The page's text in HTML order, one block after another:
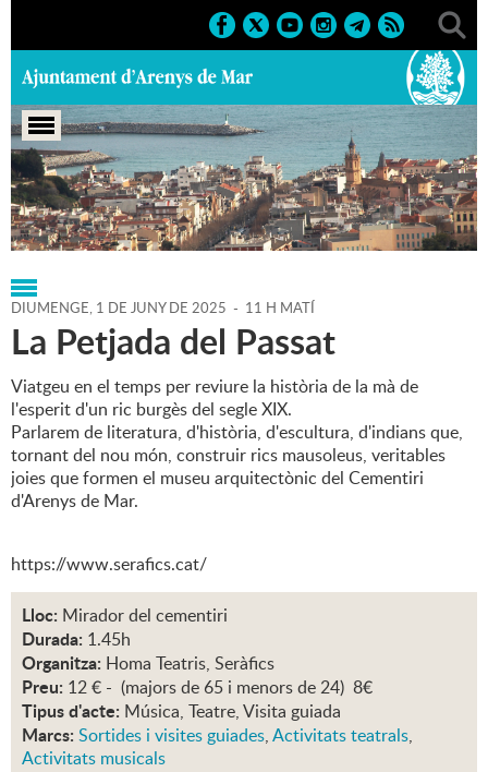
Portada > Regidories > Cultura > Agenda > 01-06-2025
DIUMENGE, 1 DE JUNY DE 2025 - 11 H MATÍ
La Petjada del Passat
Viatgeu en el temps per reviure la història de la mà de
l'esperit d'un ric burgès del segle XIX.
Parlarem de literatura, d'història, d'escultura, d'indians que,
tornant del nou món, construir rics mausoleus, veritables
joies que formen el museu arquitectònic del Cementiri
d'Arenys de Mar.
https://www.serafics.cat/
Lloc: Mirador del cementiri
Durada: 1.45h
Organitza: Homa Teatris, Seràfics
Preu: 12 € - (majors de 65 i menors de 24) 8€
Tipus d'acte: Música, Teatre, Visita guiada
Marcs: Sortides i visites guiades,Activitats teatrals,
Activitats musicals